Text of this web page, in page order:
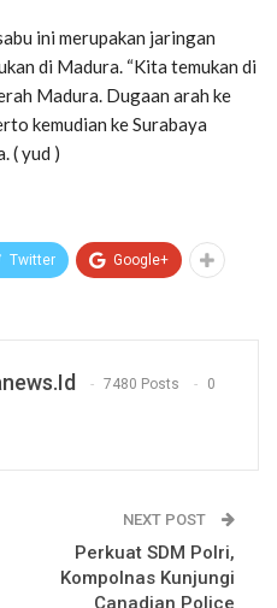
ini merupakan jaringan
di Madura. “Kita temukan di
Madura. Dugaan arah ke
kemudian ke Surabaya
( yud )
Twitter Google+
7480 Posts 0
NEXT POST
Perkuat SDM Polri,
Kompolnas Kunjungi
Canadian Police